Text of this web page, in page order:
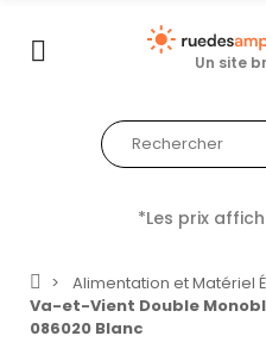
Un site
*Les prix
Alimentation et Matériel
Va-et-Vient Double
086020 Blanc